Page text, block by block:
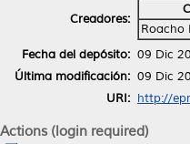
Creadores:
Roacho
Fecha del depósito: 09 Dic
Última modificación: 09 Dic
URI: http://
Actions (login required)